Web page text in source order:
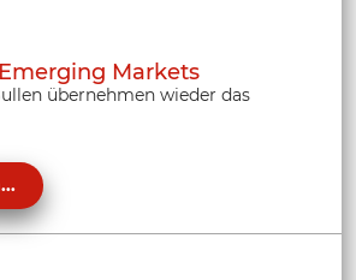
Markets
übernehmen wieder das